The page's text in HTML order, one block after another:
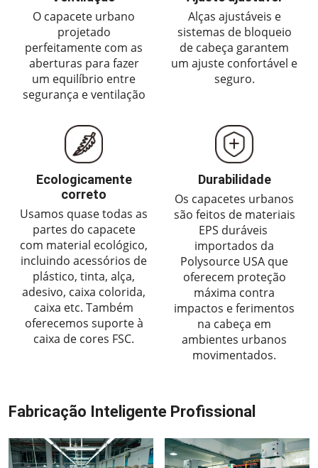
O capacete urbano
projetado
perfeitamente com as
aberturas para fazer
um equilíbrio entre
segurança e ventilação
Alças ajustáveis ​​e
sistemas de bloqueio
de cabeça garantem
um ajuste confortável e
seguro.
Ecologicamente
correto
Usamos quase todas as
partes do capacete
com material ecológico,
incluindo acessórios de
plástico, tinta, alça,
adesivo, caixa colorida,
caixa etc. Também
oferecemos suporte à
caixa de cores FSC.
Durabilidade
Os capacetes urbanos
são feitos de materiais
EPS duráveis ​​
importados da
Polysource USA que
oferecem proteção
máxima contra
impactos e ferimentos
na cabeça em
ambientes urbanos
movimentados.
Fabricação Inteligente Profissional